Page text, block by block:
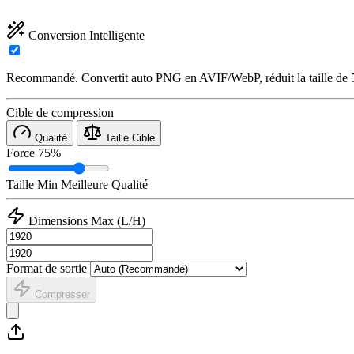
Conversion Intelligente
Recommandé. Convertit auto PNG en AVIF/WebP, réduit la taille de
Cible de compression
Qualité Taille Cible
Force 75%
Taille Min Meilleure Qualité
Dimensions Max (L/H)
Format de sortie
Compresser